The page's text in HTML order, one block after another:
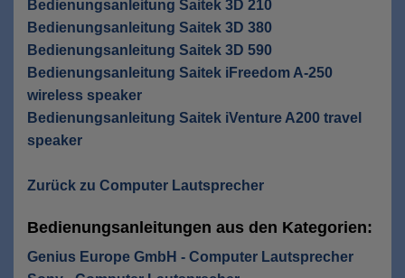
Bedienungsanleitung Saitek 3D 210
Bedienungsanleitung Saitek 3D 380
Bedienungsanleitung Saitek 3D 590
Bedienungsanleitung Saitek iFreedom A-250
wireless speaker
Bedienungsanleitung Saitek iVenture A200 travel
speaker
Zurück zu Computer Lautsprecher
Bedienungsanleitungen aus den Kategorien:
Genius Europe GmbH - Computer Lautsprecher